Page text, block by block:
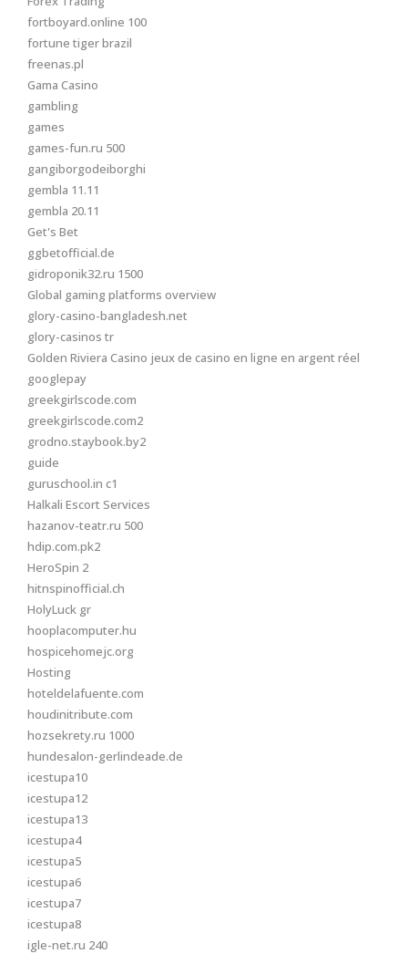
fortboyard.online 100
fortune tiger brazil
freenas.pl
Gama Casino
gambling
games
games-fun.ru 500
gangiborgodeiborghi
gembla 11.11
gembla 20.11
Get's Bet
ggbetofficial.de
gidroponik32.ru 1500
Global gaming platforms overview
glory-casino-bangladesh.net
glory-casinos tr
Golden Riviera Casino jeux de casino en ligne en argent réel
googlepay
greekgirlscode.com
greekgirlscode.com2
grodno.staybook.by2
guide
guruschool.in c1
Halkali Escort Services
hazanov-teatr.ru 500
hdip.com.pk2
HeroSpin 2
hitnspinofficial.ch
HolyLuck gr
hooplacomputer.hu
hospicehomejc.org
Hosting
hoteldelafuente.com
houdinitribute.com
hozsekrety.ru 1000
hundesalon-gerlindeade.de
icestupa10
icestupa12
icestupa13
icestupa4
icestupa5
icestupa6
icestupa7
icestupa8
igle-net.ru 240